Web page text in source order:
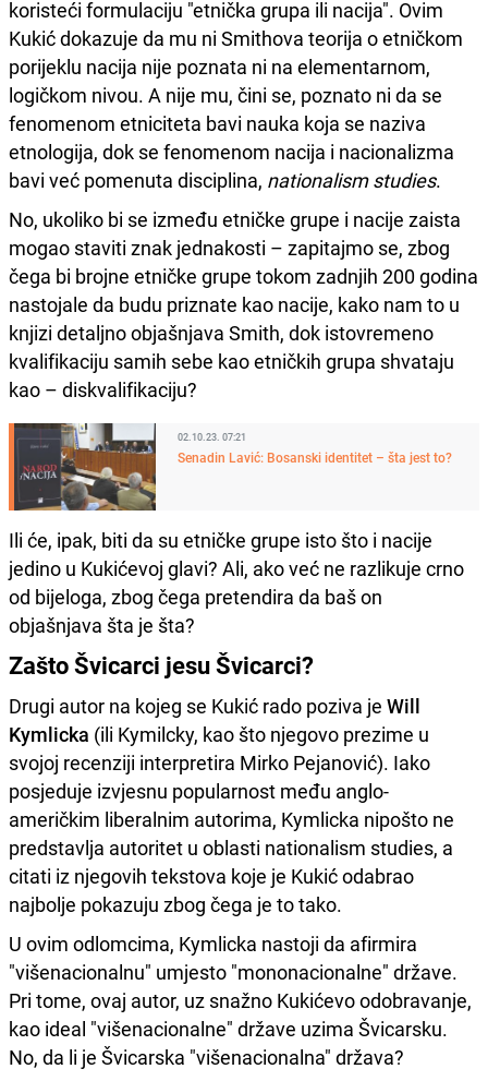
koristeći formulaciju "etnička grupa ili nacija". Ovim
Kukić dokazuje da mu ni Smithova teorija o etničkom
porijeklu nacija nije poznata ni na elementarnom,
logičkom nivou. A nije mu, čini se, poznato ni da se
fenomenom etniciteta bavi nauka koja se naziva
etnologija, dok se fenomenom nacija i nacionalizma
bavi već pomenuta disciplina, nationalism studies.
No, ukoliko bi se između etničke grupe i nacije zaista
mogao staviti znak jednakosti – zapitajmo se, zbog
čega bi brojne etničke grupe tokom zadnjih 200 godina
nastojale da budu priznate kao nacije, kako nam to u
knjizi detaljno objašnjava Smith, dok istovremeno
kvalifikaciju samih sebe kao etničkih grupa shvataju
kao – diskvalifikaciju?
02.10.23. 07:21
Senadin Lavić: Bosanski identitet – šta jest to?
Ili će, ipak, biti da su etničke grupe isto što i nacije
jedino u Kukićevoj glavi? Ali, ako već ne razlikuje crno
od bijeloga, zbog čega pretendira da baš on
objašnjava šta je šta?
Zašto Švicarci jesu Švicarci?
Drugi autor na kojeg se Kukić rado poziva je Will
Kymlicka (ili Kymilcky, kao što njegovo prezime u
svojoj recenziji interpretira Mirko Pejanović). Iako
posjeduje izvjesnu popularnost među anglo-
američkim liberalnim autorima, Kymlicka nipošto ne
predstavlja autoritet u oblasti nationalism studies, a
citati iz njegovih tekstova koje je Kukić odabrao
najbolje pokazuju zbog čega je to tako.
U ovim odlomcima, Kymlicka nastoji da afirmira
"višenacionalnu" umjesto "mononacionalne" države.
Pri tome, ovaj autor, uz snažno Kukićevo odobravanje,
kao ideal "višenacionalne" države uzima Švicarsku.
No, da li je Švicarska "višenacionalna" država?